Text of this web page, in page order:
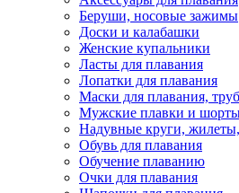
Беруши, носовые зажимы
Доски и калабашки
Женские купальники
Ласты для плавания
Лопатки для плавания
Маски для плавания,
Мужские плавки и
Надувные круги,
Обувь для плавания
Обучение плаванию
Очки для плавания